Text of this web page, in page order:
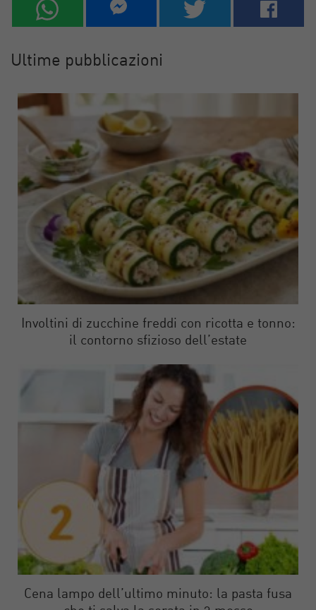
Ultime pubblicazioni
Involtini di zucchine freddi con ricotta e tonno:
il contorno sfizioso dell’estate
Cena lampo dell’ultimo minuto: la pasta fusa